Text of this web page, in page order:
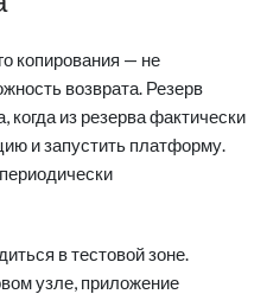
копирования — не
возврата. Резерв
когда из резерва фактически
и запустить платформу.
в тестовой зоне.
узле, приложение